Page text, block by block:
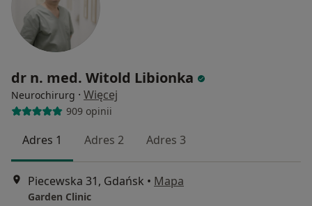
dr n. med. Witold Libionka
Neurochirurg · Więcej
909 opinii
Adres 1 Adres 2 Adres 3
Piecewska 31, Gdańsk • Mapa
Garden Clinic